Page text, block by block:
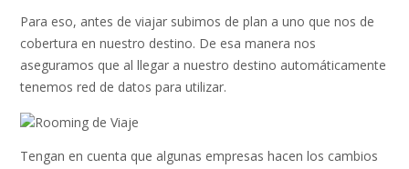
Para eso, antes de viajar subimos de plan a uno que nos de
cobertura en nuestro destino. De esa manera nos
aseguramos que al llegar a nuestro destino automáticamente
tenemos red de datos para utilizar.
Tengan en cuenta que algunas empresas hacen los cambios